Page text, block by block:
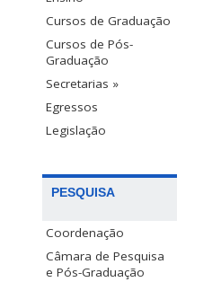
Cursos de Graduação
Cursos de Pós-
Graduação
Secretarias »
Egressos
Legislação
PESQUISA
Coordenação
Câmara de Pesquisa
e Pós-Graduação